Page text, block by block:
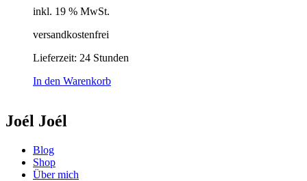
inkl. 19 % MwSt.
versandkostenfrei
Lieferzeit: 24 Stunden
In den Warenkorb
Joél Joél
Blog
Shop
Über mich